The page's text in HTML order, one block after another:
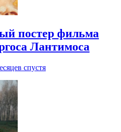
постер фильма
Лантимоса
спустя